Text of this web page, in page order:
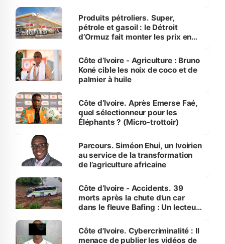
menacées
Produits pétroliers. Super,
pétrole et gasoil : le Détroit
d’Ormuz fait monter les prix en
Côte d’Ivoire - Agriculture : Bruno
Koné cible les noix de coco et de
palmier à huile
Côte d’Ivoire. Après Emerse Faé,
quel sélectionneur pour les
Éléphants ? (Micro-trottoir)
Parcours. Siméon Ehui, un Ivoirien
au service de la transformation
de l’agriculture africaine
Côte d’Ivoire - Accidents. 39
morts après la chute d’un car
dans le fleuve Bafing : Un lecteur
des Transports
Côte d'Ivoire. Cybercriminalité : Il
menace de publier les vidéos de